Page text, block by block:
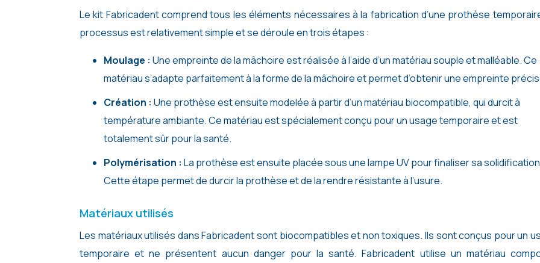
Le kit Fabricadent comprend tous les éléments nécessaires à la fabrication d’une prothèse
processus est relativement simple et se déroule en trois étapes :
Moulage : Une empreinte de la mâchoire est réalisée à l’aide d’un matériau souple et malléable. Ce
matériau s’adapte parfaitement à la forme de la mâchoire et permet d’obtenir une empreinte
Création : Une prothèse est ensuite modelée à partir d’un matériau biocompatible, qui durcit à
température ambiante. Ce matériau est spécialement conçu pour un usage temporaire et est
totalement sûr pour la santé.
Polymérisation : La prothèse est ensuite placée sous une lampe UV pour finaliser sa
Cette étape permet de durcir la prothèse et de la rendre résistante à l’usure.
Matériaux utilisés
Les matériaux utilisés dans Fabricadent sont biocompatibles et non toxiques. Ils sont conçus pour un
temporaire et ne présentent aucun danger pour la santé. Fabricadent utilise un matériau